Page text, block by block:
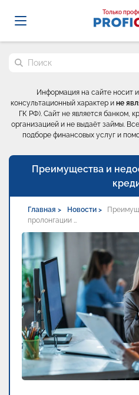
Probrokery - Только
Поиск по сайту
Информация на сайте носит
консультационный характер и не
ГК РФ). Сайт не является банком,
организацией и не выдаёт займы.
подборе финансовых услуг и
Преимущества и
Главная > Новости >
пролонгации …